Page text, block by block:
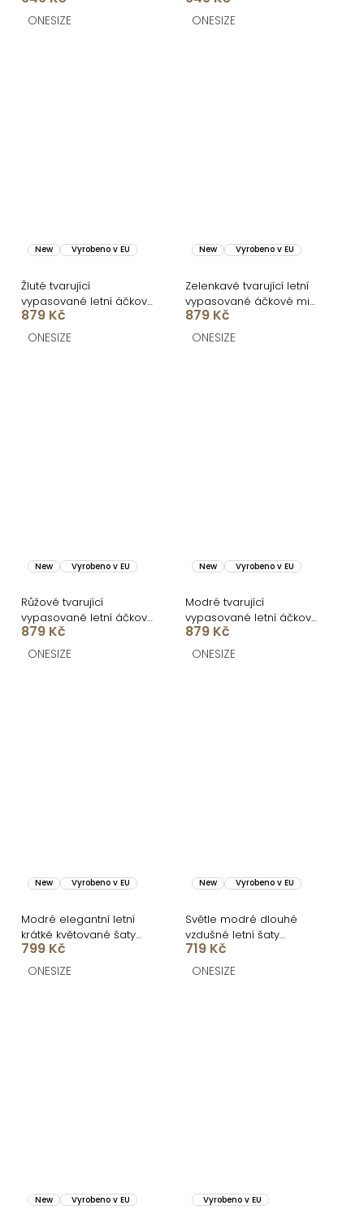
ONESIZE ONESIZE
New Vyrobeno v EU
Žluté tvarující
vypasované letní áčkové
midi šaty VORTA
879 Kč
ONESIZE
New Vyrobeno v EU
Zelenkavé tvarující letní
vypasované áčkové midi
šaty VORTA
879 Kč
ONESIZE
New Vyrobeno v EU
Růžové tvarující
vypasované letní áčkové
midi šaty VORTA
879 Kč
ONESIZE
New Vyrobeno v EU
Modré tvarující
vypasované letní áčkové
midi šaty VORTA
879 Kč
ONESIZE
New Vyrobeno v EU
Modré elegantní letní
krátké květované šaty
VENSIA
799 Kč
ONESIZE
New Vyrobeno v EU
Světle modré dlouhé
vzdušné letní šaty
MEGATRO
719 Kč
ONESIZE
New Vyrobeno v EU Vyrobeno v EU